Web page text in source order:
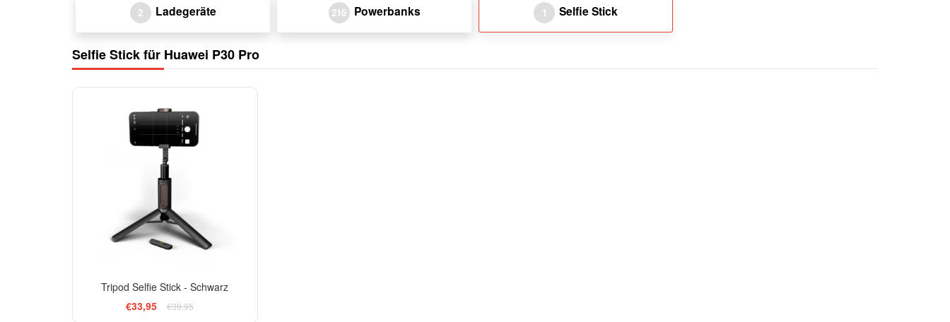
2 Ladegeräte 216 Powerbanks 1 Selfie Stick
Selfie Stick für Huawei P30 Pro
Tripod Selfie Stick - Schwarz
€33,95
€39,95